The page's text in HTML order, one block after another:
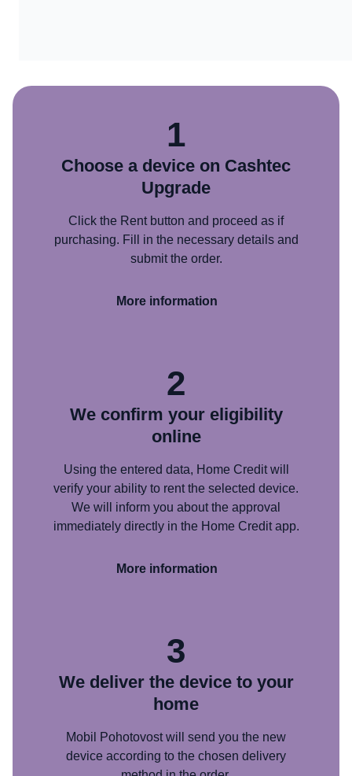
1
Choose a device on Cashtec
Upgrade
Click the Rent button and proceed as if
purchasing. Fill in the necessary details and
submit the order.
More information
2
We confirm your eligibility
online
Using the entered data, Home Credit will
verify your ability to rent the selected device.
We will inform you about the approval
immediately directly in the Home Credit app.
More information
3
We deliver the device to your
home
Mobil Pohotovost will send you the new
device according to the chosen delivery